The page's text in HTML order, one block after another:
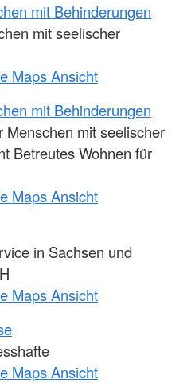
mit Behinderungen
mit seelischer
Maps Ansicht
mit Behinderungen
Menschen mit seelischer
Betreutes Wohnen für
Maps Ansicht
in Sachsen und
Maps Ansicht
Maps Ansicht